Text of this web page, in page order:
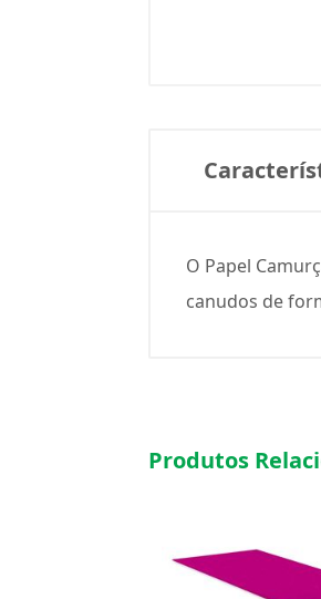
O Papel
canudos de
Produtos